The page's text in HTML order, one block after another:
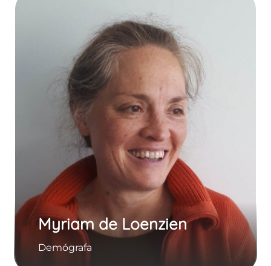
Myriam de Loenzien
Demógrafa